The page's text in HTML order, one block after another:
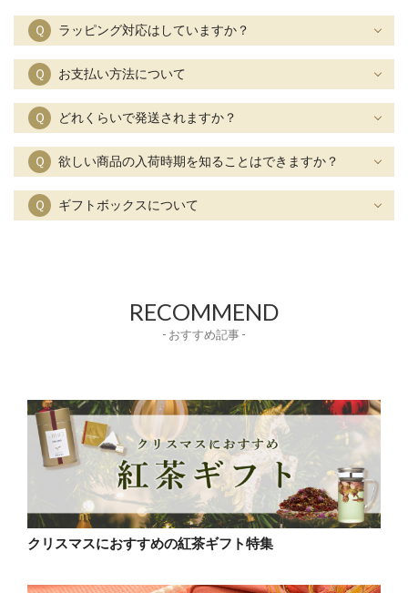
Ｑ ラッピング対応はしていますか？
Ｑ お支払い方法について
Ｑ どれくらいで発送されますか？
Ｑ 欲しい商品の入荷時期を知ることはできますか？
Ｑ ギフトボックスについて
RECOMMEND
- おすすめ記事 -
クリスマスにおすすめの紅茶ギフト特集